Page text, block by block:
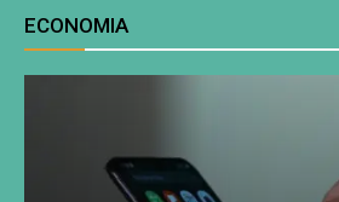
ECONOMIA